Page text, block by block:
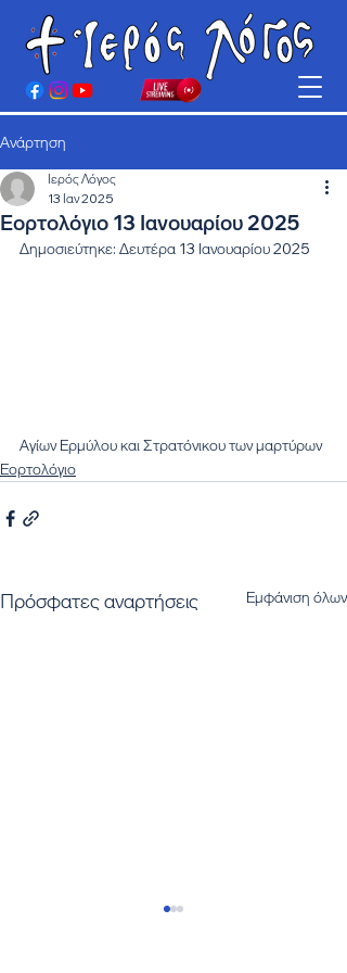
Ανάρτηση
Εορτολόγιο 13 Ιανουαρίου 2025
Ιερός Λόγος
13 Ιαν 2025
Δημοσιεύτηκε: Δευτέρα 13 Ιανουαρίου 2025
Αγίων Ερμύλου και Στρατόνικου των μαρτύρων
Εορτολόγιο
Πρόσφατες αναρτήσεις Εμφάνιση όλων